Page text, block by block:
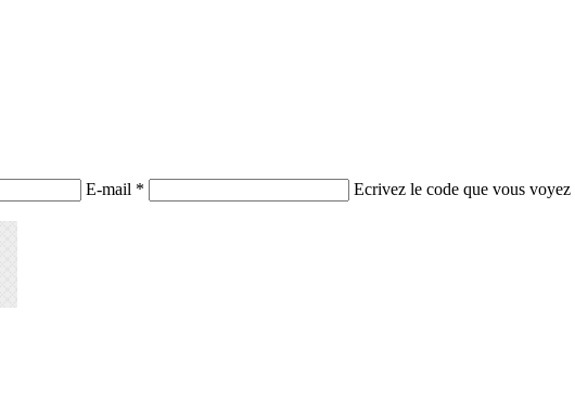
E-mail *
Ecrivez le code que vous voyez